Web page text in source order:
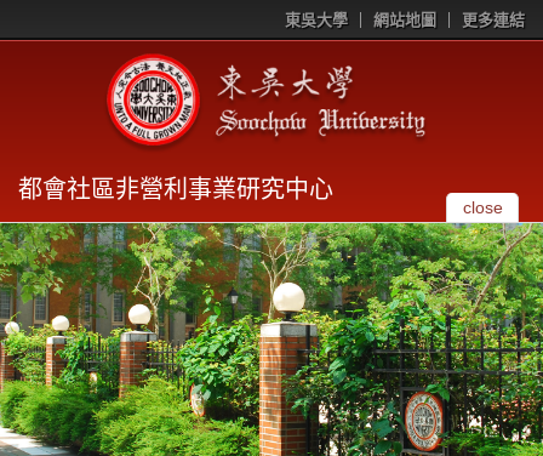
東吳大學 網站地圖 更多連結
都會社區非營利事業研究中心
close